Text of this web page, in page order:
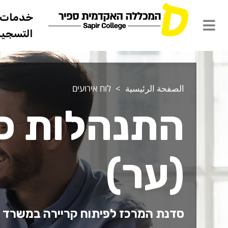
خدمات
الصفحة الرئيسية לוח אירועים
התנהלות
(ער)
סדנת המרכז לפיתוח קריירה במשרד